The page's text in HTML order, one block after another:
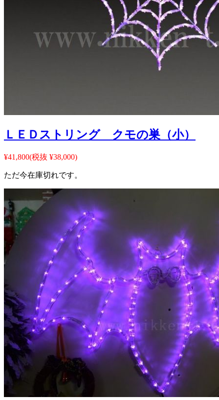
ＬＥＤストリング クモの巣（小）
¥41,800(税抜 ¥38,000)
ただ今在庫切れです。